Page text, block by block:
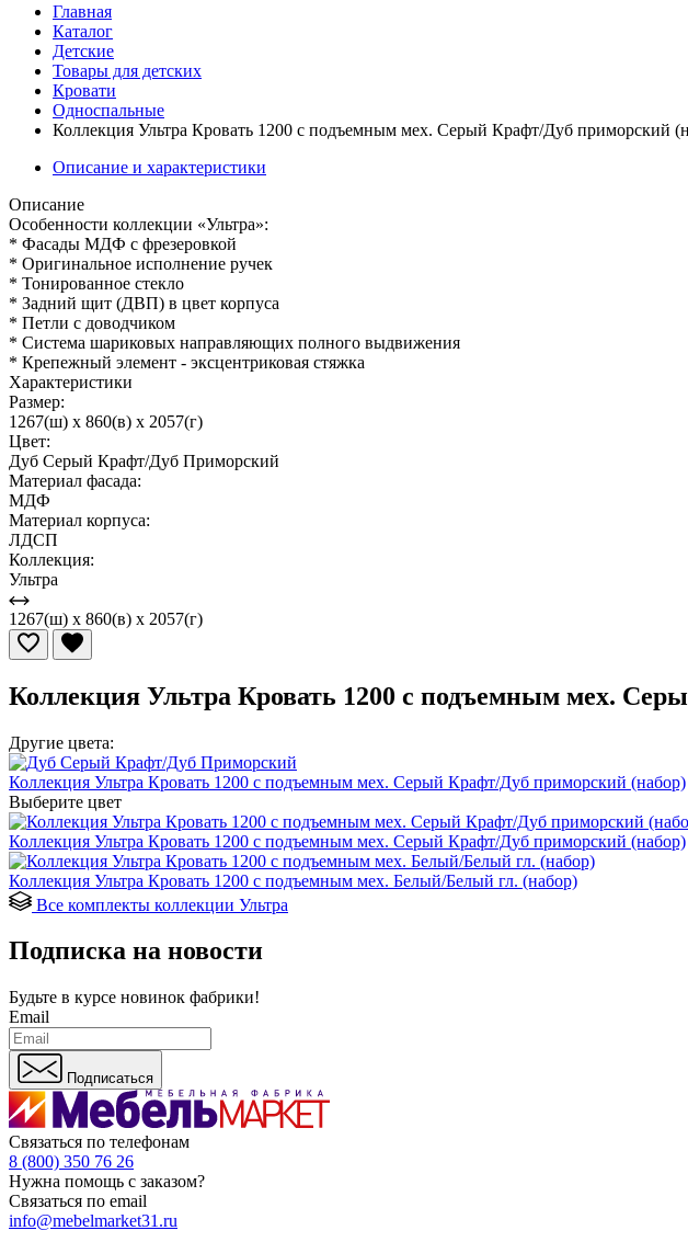
Главная
Каталог
Детские
Товары для детских
Кровати
Односпальные
Коллекция Ультра Кровать 1200 с подъемным мех. Серый Крафт/Дуб приморский
Описание и характеристики
Описание
Особенности коллекции «Ультра»:
* Фасады МДФ с фрезеровкой
* Оригинальное исполнение ручек
* Тонированное стекло
* Задний щит (ДВП) в цвет корпуса
* Петли с доводчиком
* Система шариковых направляющих полного выдвижения
* Крепежный элемент - эксцентриковая стяжка
Характеристики
Размер:
1267(ш) x 860(в) x 2057(г)
Цвет:
Дуб Серый Крафт/Дуб Приморский
Материал фасада:
МДФ
Материал корпуса:
ЛДСП
Коллекция:
Ультра
1267(ш) x 860(в) x 2057(г)
Коллекция Ультра Кровать 1200 с подъемным мех.
Другие цвета:
Коллекция Ультра Кровать 1200 с подъемным мех. Серый Крафт/Дуб приморский (набор)
Выберите цвет
Коллекция Ультра Кровать 1200 с подъемным мех. Серый Крафт/Дуб приморский (набор)
Коллекция Ультра Кровать 1200 с подъемным мех. Белый/Белый гл. (набор)
Все комплекты коллекции Ультра
Подписка на новости
Будьте в курсе новинок фабрики!
Email
Подписаться
Связаться по телефонам
8 (800) 350 76 26
Нужна помощь с заказом?
Связаться по email
info@mebelmarket31.ru